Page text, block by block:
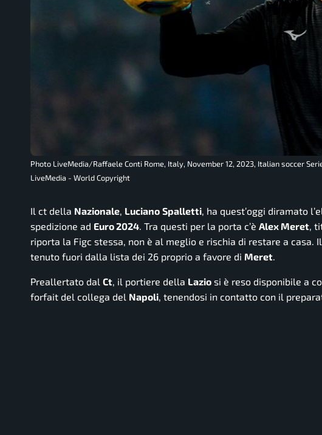
Photo LiveMedia/Raffaele Conti Rome, Italy, November 12, 2023, Italian soccer
LiveMedia - World Copyright
Il ct della Nazionale, Luciano Spalletti, ha quest’oggi diramato
spedizione ad Euro 2024. Tra questi per la porta c’è Alex Meret,
riporta la Figc stessa, non è al meglio e rischia di restare a casa.
tenuto fuori dalla lista dei 26 proprio a favore di Meret.
Preallertato dal Ct, il portiere della Lazio si è reso disponibile a
forfait del collega del Napoli, tenendosi in contatto con il